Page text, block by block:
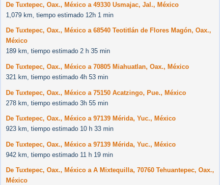
De Tuxtepec, Oax., México a 49330 Usmajac, Jal., México
1,079 km, tiempo estimado 12h 1 min
De Tuxtepec, Oax., México a 68540 Teotitlán de Flores Magón, Oax.,
México
189 km, tiempo estimado 2 h 35 min
De Tuxtepec, Oax., México a 70805 Miahuatlan, Oax., México
321 km, tiempo estimado 4h 53 min
De Tuxtepec, Oax., México a 75150 Acatzingo, Pue., México
278 km, tiempo estimado 3h 55 min
De Tuxtepec, Oax., México a 97139 Mérida, Yuc., México
923 km, tiempo estimado 10 h 33 min
De Tuxtepec, Oax., México a 97139 Mérida, Yuc., México
942 km, tiempo estimado 11 h 19 min
De Tuxtepec, Oax., México a A Mixtequilla, 70760 Tehuantepec, Oax.,
México